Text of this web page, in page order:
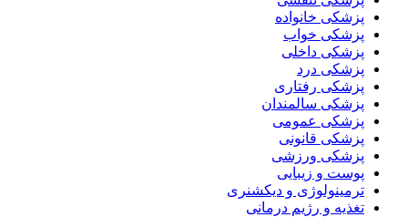
پزشکی خانواده
پزشکی خواب
پزشکی داخلی
پزشکی درد
پزشکی رفتاری
پزشکی سالمندان
پزشکی عمومی
پزشکی قانونی
پزشکی ورزشی
پوست و زیبایی
ترمینولوژی و دیکشنری
تغذیه و رژیم درمانی